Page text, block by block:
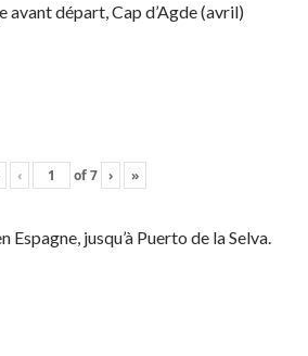
avant départ, Cap d’Agde (avril)
‹ of7 › »
Espagne, jusqu’à Puerto de la Selva.